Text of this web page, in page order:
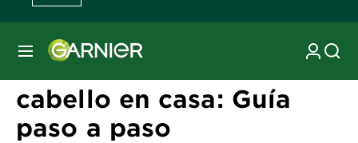
MENÚ
Descubre cómo teñir el
cabello en casa: Guía
paso a paso